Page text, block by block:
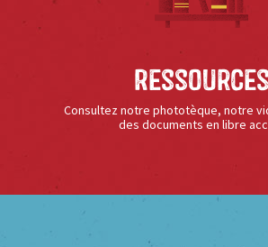
Ressources
Consultez notre phototèque, notre
des documents en libre